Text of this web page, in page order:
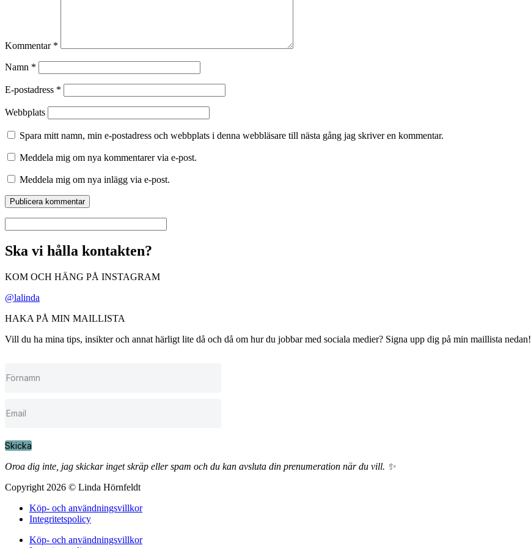
Kommentar *
Namn *
E-postadress *
Webbplats
Spara mitt namn, min e-postadress och webbplats i denna webbläsare till nästa gång jag skriver en kommentar.
Meddela mig om nya kommentarer via e-post.
Meddela mig om nya inlägg via e-post.
Ska vi hålla kontakten?
KOM OCH HÄNG PÅ INSTAGRAM
@lalinda
HAKA PÅ MIN MAILLISTA
Vill du ha mina tips, insikter och annat härligt lite då och då om hur du jobbar med sociala medier? Signa upp dig på min maillista nedan!
Skicka
Oroa dig inte, jag skickar inget skräp eller spam och du kan avsluta din prenumeration när du vill. ✨
Copyright 2026 © Linda Hörnfeldt
Köp- och användningsvillkor
Integritetspolicy
Köp- och användningsvillkor